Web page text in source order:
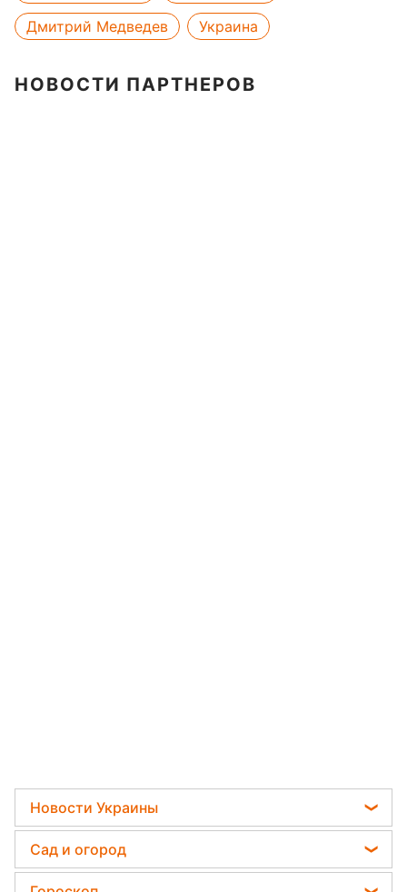
Дмитрий Медведев
Украина
НОВОСТИ ПАРТНЕРОВ
Новости Украины
Политика
Отключения света
Сад и огород
Садовод назвал самое эффективное средство